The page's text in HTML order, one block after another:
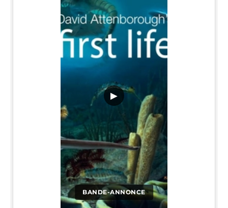
BANDE-ANNONCE
▶